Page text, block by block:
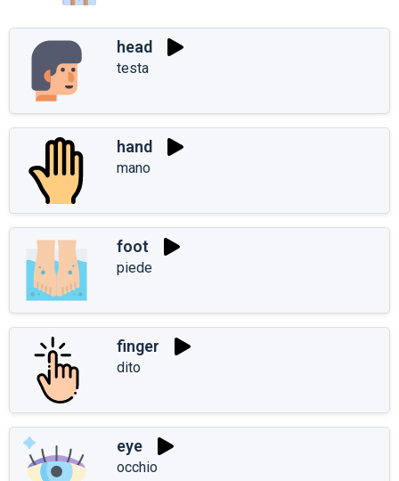
head
testa
hand
mano
foot
piede
finger
dito
eye
occhio